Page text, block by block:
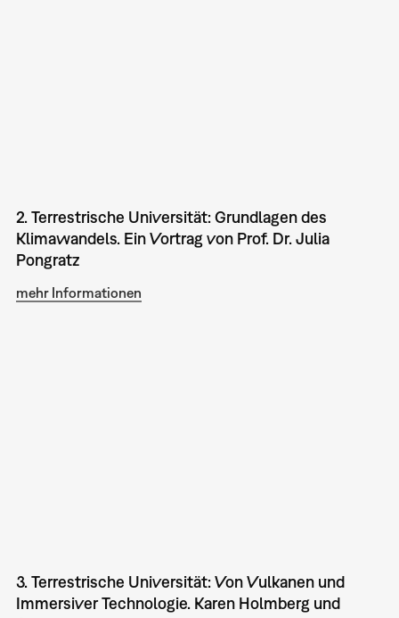
2. Terrestrische Universität: Grundlagen des
Klimawandels. Ein Vortrag von Prof. Dr. Julia
Pongratz
mehr Informationen
3. Terrestrische Universität: Von Vulkanen und
Immersiver Technologie. Karen Holmberg und